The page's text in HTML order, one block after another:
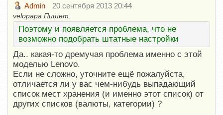
Admin 20 сентября 2013 20:44
velopapa Пишет:
Поэтому и появляется проблема, что не
возможно подобрать штатные настройки
Да.. какая-то дремучая проблема именно с этой
моделью Lenovo.
Если не сложно, уточните ещё пожалуйста,
отличается ли у вас чем-нибудь выпадающий
список мест хранения (и именно этот список) от
других списков (валюты, категории) ?